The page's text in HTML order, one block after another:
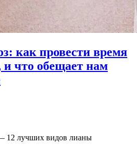
как провести время
что обещает нам
12 лучших видов лианы